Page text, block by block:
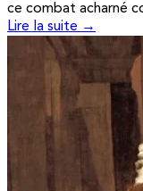
ce combat acharné
Lire la suite →